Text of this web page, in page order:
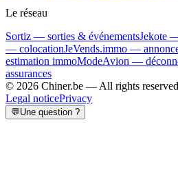
Le réseau
Sortiz — sorties & événementsJekote
— colocationJeVends.immo —
estimation immoModeAvion —
assurances
© 2026 Chiner.be — All rights reserved
Legal noticePrivacy
💬Une question ?